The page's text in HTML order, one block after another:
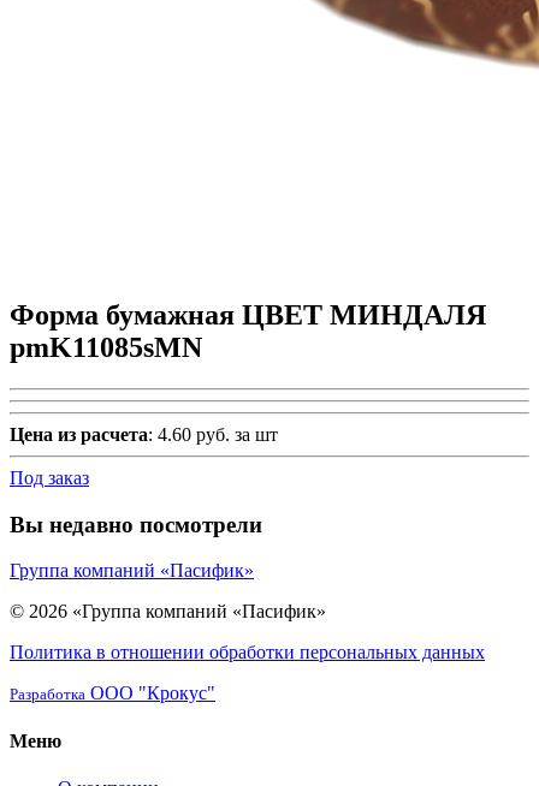
Форма бумажная ЦВЕТ МИНДАЛЯ
pmK11085sMN
Цена из расчета: 4.60 руб. за шт
Под заказ
Вы недавно посмотрели
Группа компаний «Пасифик»
© 2026 «Группа компаний «Пасифик»
Политика в отношении обработки персональных данных
Разработка ООО "Крокус"
Меню